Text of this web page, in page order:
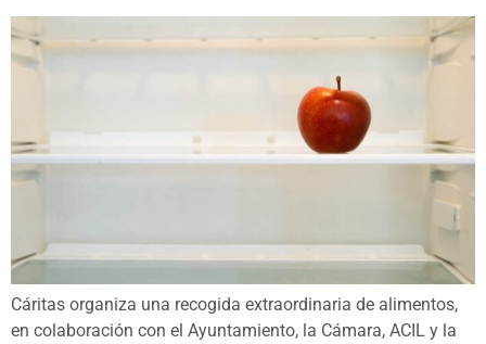
Cáritas organiza una recogida extraordinaria de alimentos,
en colaboración con el Ayuntamiento, la Cámara, ACIL y la